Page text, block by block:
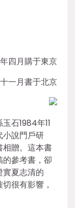
四月購于東京
十一月書于北京
石1984年11
小說門戶研
相贈。這本書
參考書，卻
夏志清的
很有影響，